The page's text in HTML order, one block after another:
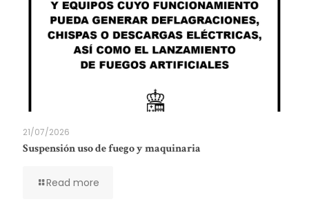
21/07/2026
Suspensión uso de fuego y maquinaria
Read more